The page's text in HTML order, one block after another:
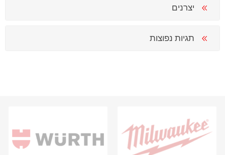
יצרנים
תגיות נפוצות